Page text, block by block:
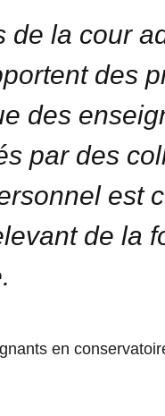
de la cour
des
des
par des
est
de la
en